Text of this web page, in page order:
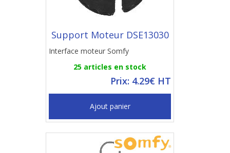
Support Moteur DSE13030
Interface moteur Somfy
25 articles en stock
Prix: 4.29€ HT
Ajout panier